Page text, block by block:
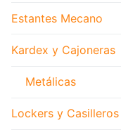
Estantes Mecano
Kardex y Cajoneras
Metálicas
Lockers y Casilleros